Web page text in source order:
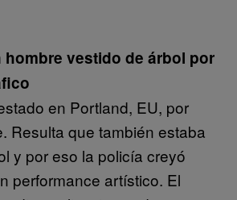
hombre vestido de árbol por
en Portland, EU, por
Resulta que también estaba
y por eso la policía creyó
performance artístico. El